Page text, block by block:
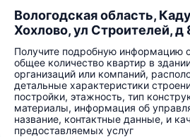
Вологодская область,
Хохлово, ул Строителей, д
Получите подробную информацию
общее количество квартир в
организаций или компаний,
детальные характеристики
постройки, этажность, тип
материалы, информация об
название, контактные данные, и
предоставляемых услуг